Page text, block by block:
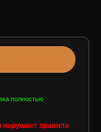
полностью
нарушает правила